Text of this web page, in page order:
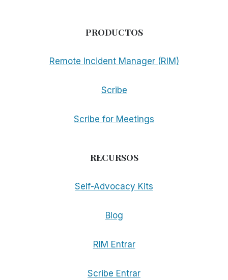
PRODUCTOS
Remote Incident Manager (RIM)
Scribe
Scribe for Meetings
RECURSOS
Self-Advocacy Kits
Blog
RIM Entrar
Scribe Entrar